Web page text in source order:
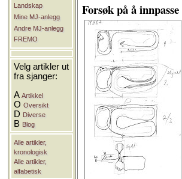
Landskap
Mine MJ-anlegg
Andre MJ-anlegg
FREMO
Velg artikler ut
fra sjanger:
AArtikkel
OOversikt
D Diverse
B Blog
Alle artikler,
kronologisk
Alle artikler,
alfabetisk
Forsøk på å